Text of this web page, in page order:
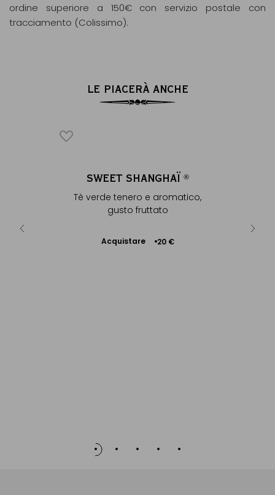
ordine superiore a 150€ con servizio postale con
tracciamento (Colissimo).
LE PIACERÀ ANCHE
SWEET SHANGHAÏ ®
Tè verde tenero e aromatico,
gusto fruttato
Acquistare 20 €
Aggiungere